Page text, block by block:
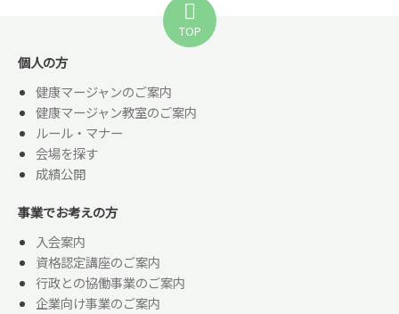
TOP
個人の方
健康マージャンのご案内
健康マージャン教室のご案内
ルール・マナー
会場を探す
成績公開
事業でお考えの方
入会案内
資格認定講座のご案内
行政との協働事業のご案内
企業向け事業のご案内